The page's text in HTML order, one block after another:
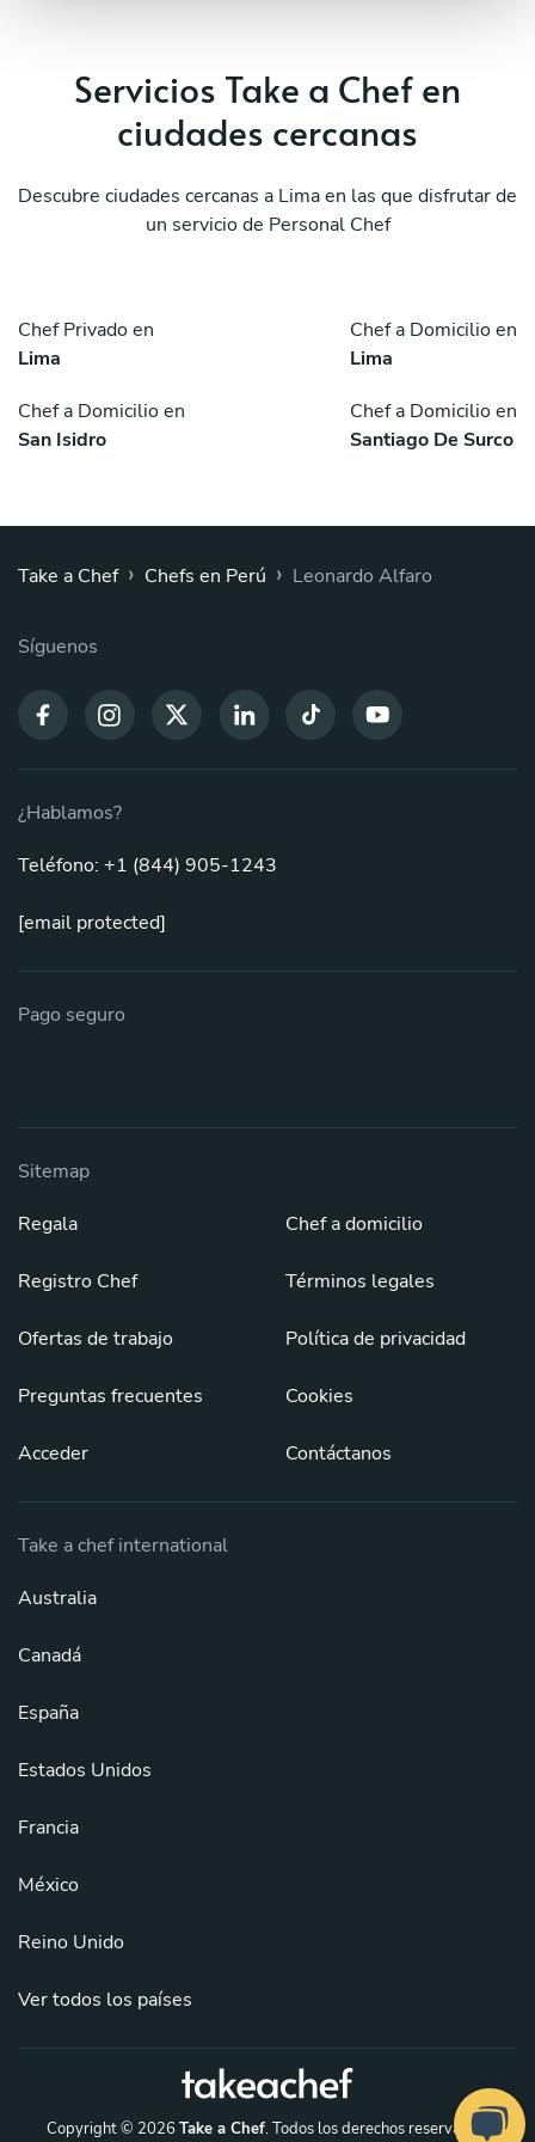
Servicios Take a Chef en
ciudades cercanas
Descubre ciudades cercanas a Lima en las que disfrutar de
un servicio de Personal Chef
Chef Privado en
Lima
Chef a Domicilio en
Lima
Chef a Domicilio en
San Isidro
Chef a Domicilio en
Santiago De Surco
Take a Chef › Chefs en Perú › Leonardo Alfaro
Síguenos
¿Hablamos?
Teléfono: +1 (844) 905-1243
[email protected]
Pago seguro
Sitemap
Regala
Registro Chef
Ofertas de trabajo
Preguntas frecuentes
Acceder
Chef a domicilio
Términos legales
Política de privacidad
Cookies
Contáctanos
Take a chef international
Australia
Canadá
España
Estados Unidos
Francia
México
Reino Unido
Ver todos los países
Copyright © 2026 Take a Chef. Todos los derechos reservados.